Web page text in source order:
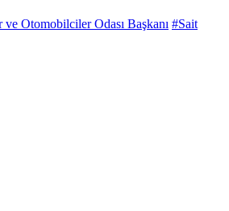
Otomobilciler Odası Başkanı #Sait